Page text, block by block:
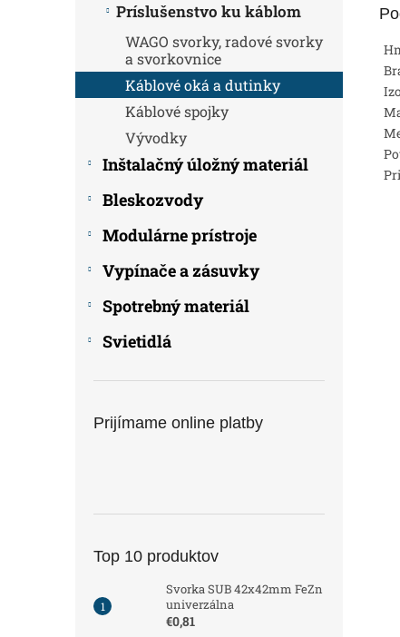
Príslušenstvo ku káblom
WAGO svorky, radové svorky
a svorkovnice
Káblové oká a dutinky
Káblové spojky
Vývodky
Inštalačný úložný materiál
Bleskozvody
Modulárne prístroje
Vypínače a zásuvky
Spotrebný materiál
Svietidlá
Prijímame online platby
Top 10 produktov
Svorka SUB 42x42mm FeZn
univerzálna
€0,81